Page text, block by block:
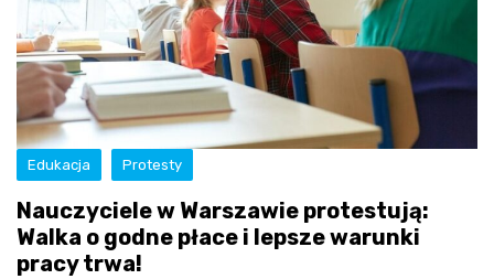
Edukacja Protesty
Nauczyciele w Warszawie protestują:
Walka o godne płace i lepsze warunki
pracy trwa!